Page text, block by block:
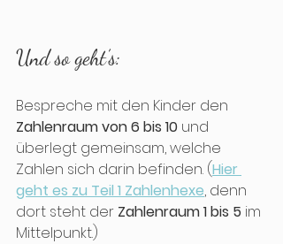
Und so geht’s:
Bespreche mit den Kinder den
Zahlenraum von 6 bis 10 und
überlegt gemeinsam, welche
Zahlen sich darin befinden. (Hier
geht es zu Teil 1 Zahlenhexe, denn
dort steht der Zahlenraum 1 bis 5 im
Mittelpunkt.)